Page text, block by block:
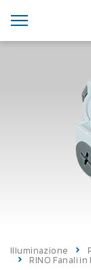
Illuminazione
RINO Fanali